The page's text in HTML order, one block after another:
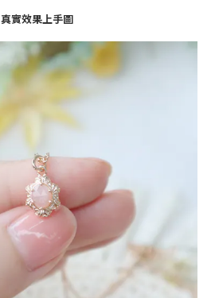
真實效果上手圖